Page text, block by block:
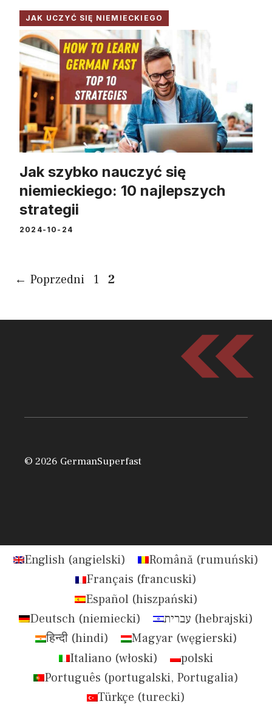
JAK UCZYĆ SIĘ NIEMIECKIEGO
Jak szybko nauczyć się
niemieckiego: 10 najlepszych
strategii
2024-10-24
← Poprzedni Page
1 Page
2
© 2026 GermanSuperfast
English (angielski) Română (rumuński)
Français (francuski)
Español(hiszpański)
Deutsch (niemiecki) עברית (hebrajski)
हिन्दी(hindi) Magyar (węgierski)
Italiano (włoski)
polski
Português (portugalski, Portugalia)
Türkçe (turecki)